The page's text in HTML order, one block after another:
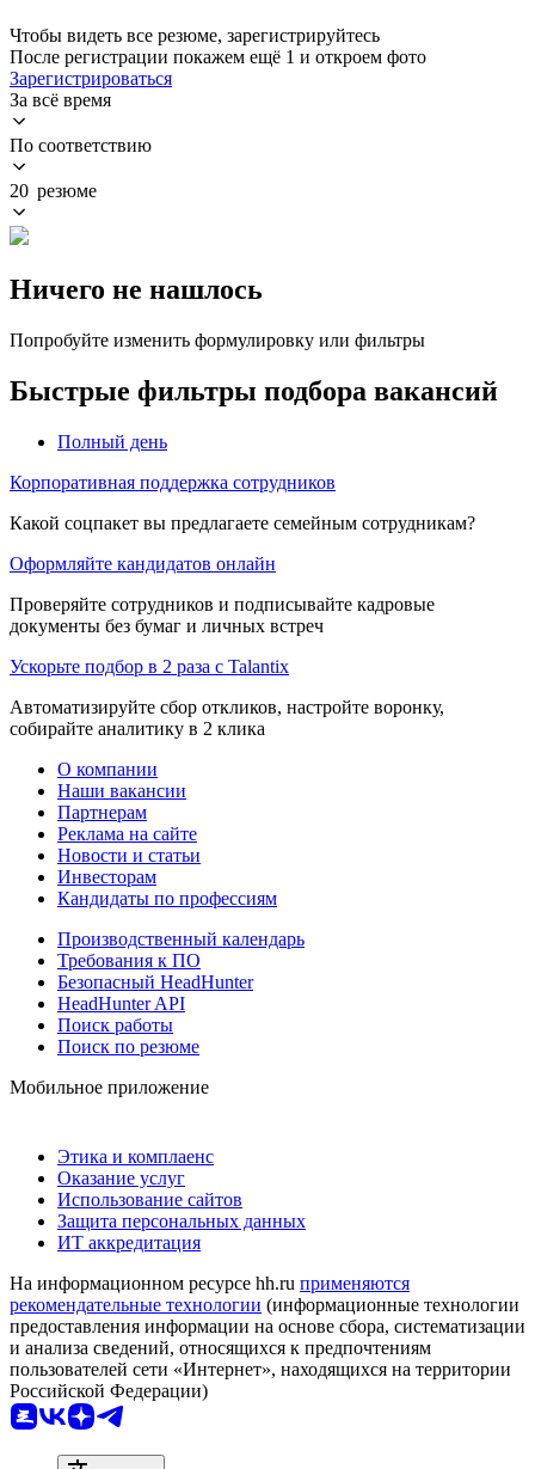
Чтобы видеть все резюме, зарегистрируйтесь
После регистрации покажем ещё 1 и откроем фото
Зарегистрироваться
За всё время
По соответствию
20 резюме
Ничего не нашлось
Попробуйте изменить формулировку или фильтры
Быстрые фильтры подбора вакансий
Полный день
Корпоративная поддержка сотрудников
Какой соцпакет вы предлагаете семейным сотрудникам?
Оформляйте кандидатов онлайн
Проверяйте сотрудников и подписывайте кадровые
документы без бумаг и личных встреч
Ускорьте подбор в 2 раза с Talantix
Автоматизируйте сбор откликов, настройте воронку,
собирайте аналитику в 2 клика
О компании
Наши вакансии
Партнерам
Реклама на сайте
Новости и статьи
Инвесторам
Кандидаты по профессиям
Производственный календарь
Требования к ПО
Безопасный HeadHunter
HeadHunter API
Поиск работы
Поиск по резюме
Мобильное приложение
Этика и комплаенс
Оказание услуг
Использование сайтов
Защита персональных данных
ИТ аккредитация
На информационном ресурсе hh.ru применяются
рекомендательные технологии (информационные технологии
предоставления информации на основе сбора, систематизации
и анализа сведений, относящихся к предпочтениям
пользователей сети «Интернет», находящихся на территории
Российской Федерации)